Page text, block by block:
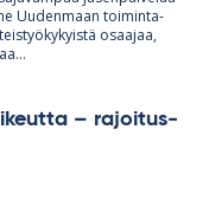
Uu­den­maan toi­minta-
osaa­jaa,
– ra­joi­tus­